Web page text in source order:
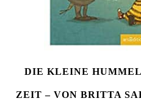
DIE KLEINE
ZEIT – VON BRITTA